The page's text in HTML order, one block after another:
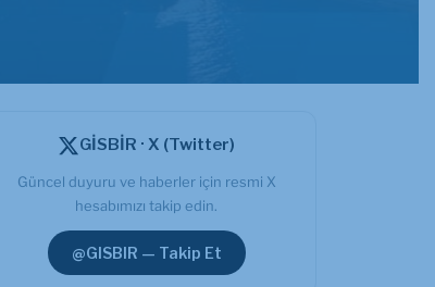
GİSBİR · X (Twitter)
Güncel duyuru ve haberler için resmi X
hesabımızı takip edin.
@GISBIR — Takip Et